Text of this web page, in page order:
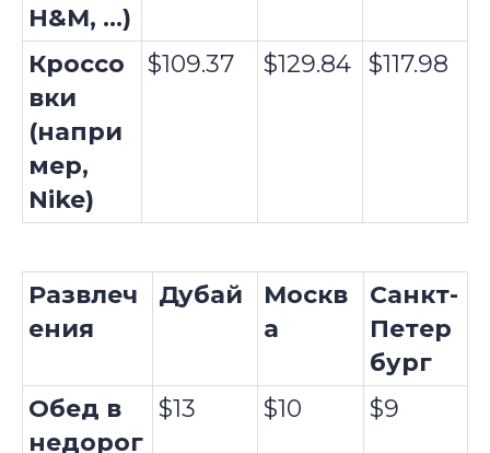
H&M, ...)
Кроссо
вки
(напри
мер,
Nike)
$109.37 $129.84 $117.98
Развлеч
ения
Дубай
Москв
а
Санкт-
Петер
бург
Обед в
недорог
$13 $10 $9